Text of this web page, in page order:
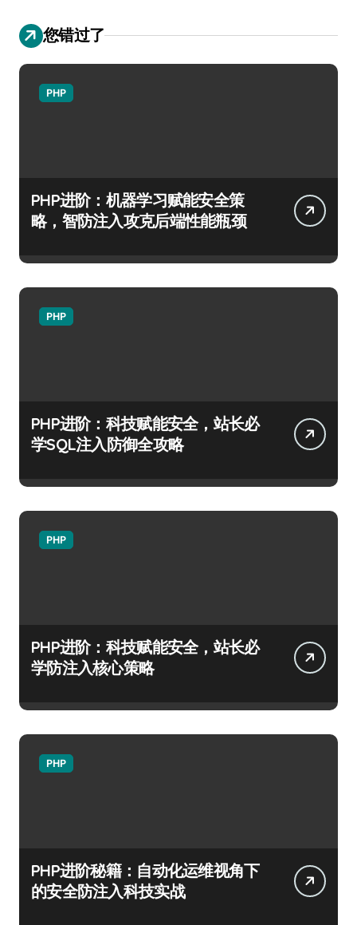
您错过了
PHP
PHP进阶：机器学习赋能安全策
略，智防注入攻克后端性能瓶颈
PHP
PHP进阶：科技赋能安全，站长必
学SQL注入防御全攻略
PHP
PHP进阶：科技赋能安全，站长必
学防注入核心策略
PHP
PHP进阶秘籍：自动化运维视角下
的安全防注入科技实战